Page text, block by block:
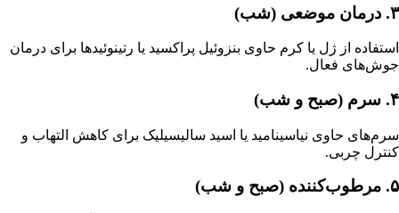
۳. درمان موضعی (شب)
استفاده از ژل یا کرم حاوی بنزوئیل پراکسید یا رتینوئیدها برای درمان
جوش‌های فعال.
۴. سرم (صبح و شب)
سرم‌های حاوی نیاسینامید یا اسید سالیسیلیک برای کاهش التهاب و
کنترل چربی.
۵. مرطوب‌کننده (صبح و شب)